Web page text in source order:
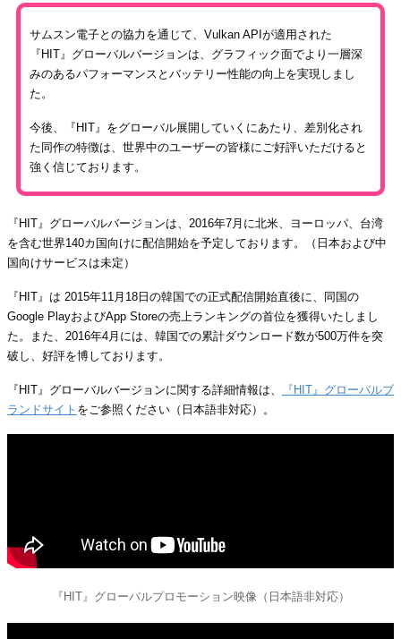
サムスン電子との協力を通じて、Vulkan APIが適用された
『HIT』グローバルバージョンは、グラフィック面でより一層深
みのあるパフォーマンスとバッテリー性能の向上を実現しまし
た。
今後、『HIT』をグローバル展開していくにあたり、差別化され
た同作の特徴は、世界中のユーザーの皆様にご好評いただけると
強く信じております。
『HIT』グローバルバージョンは、2016年7月に北米、ヨーロッパ、台湾
を含む世界140カ国向けに配信開始を予定しております。（日本および中
国向けサービスは未定）
『HIT』は 2015年11月18日の韓国での正式配信開始直後に、同国の
Google PlayおよびApp Storeの売上ランキングの首位を獲得いたしまし
た。また、2016年4月には、韓国での累計ダウンロード数が500万件を突
破し、好評を博しております。
『HIT』グローバルバージョンに関する詳細情報は、
『HIT』グローバルブ
ランドサイト をご参照ください（日本語非対応）。
『HIT』グローバルプロモーション映像（日本語非対応）